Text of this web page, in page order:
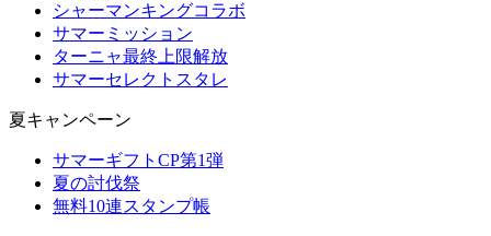
シャーマンキングコラボ
サマーミッション
ターニャ最終上限解放
サマーセレクトスタレ
夏キャンペーン
サマーギフトCP第1弾
夏の討伐祭
無料10連スタンプ帳